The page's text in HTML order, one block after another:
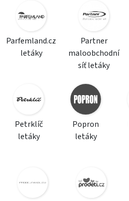
Parfemland.cz
letáky
Partner
maloobchodní
síť letáky
Petrklíč
letáky
Popron
letáky